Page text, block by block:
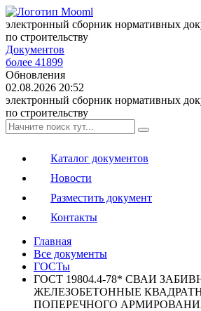
электронный сборник нормативных
по строительству
Документов
более 41899
Обновления
02.08.2026 20:52
электронный сборник нормативных
по строительству
Каталог документов
Новости
Разместить документ
Контакты
Главная
Все документы
ГОСТы
ГОСТ 19804.4-78* СВАИ
ЖЕЛЕЗОБЕТОННЫЕ
ПОПЕРЕЧНОГО